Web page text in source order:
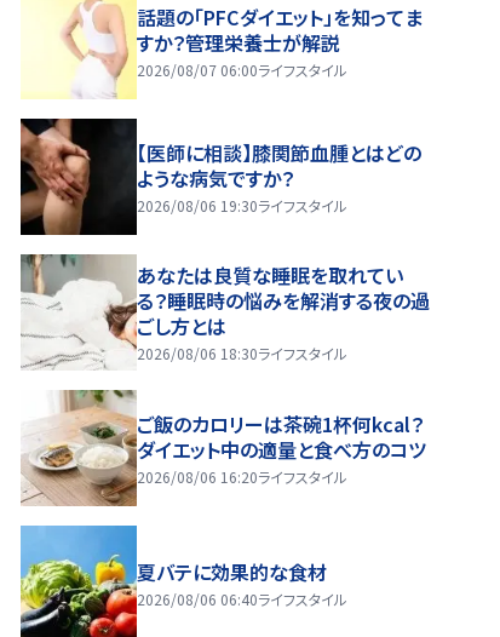
話題の「PFCダイエット」を知ってま
すか？管理栄養士が解説
2026/08/07 06:00ライフスタイル
【医師に相談】膝関節血腫とはどの
ような病気ですか？
2026/08/06 19:30ライフスタイル
あなたは良質な睡眠を取れてい
る？睡眠時の悩みを解消する夜の過
ごし方とは
2026/08/06 18:30ライフスタイル
ご飯のカロリーは茶碗1杯何kcal？
ダイエット中の適量と食べ方のコツ
2026/08/06 16:20ライフスタイル
夏バテに効果的な食材
2026/08/06 06:40ライフスタイル